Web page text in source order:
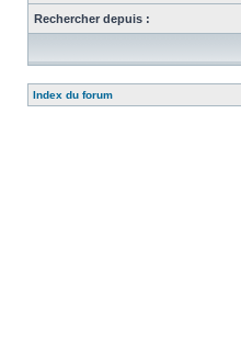
Rechercher depuis :
Index du forum